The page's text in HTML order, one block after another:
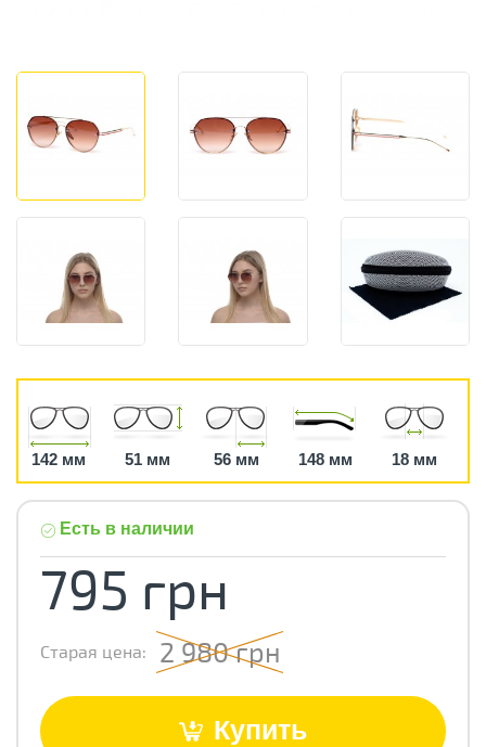
142 мм 51 мм 56 мм 148 мм 18 мм
Есть в наличии
795 грн
Старая цена: 2 980 грн
Купить